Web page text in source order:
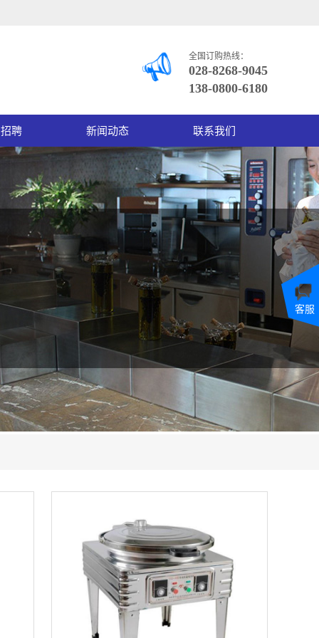
全国订购热线：
028-8268-9045
138-0800-6180
聘 新闻动态 联系我们
客服